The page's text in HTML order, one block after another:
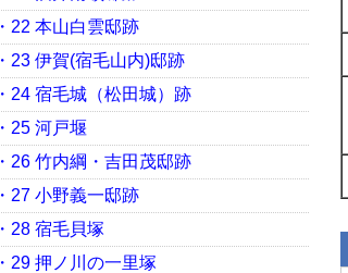
・22 本山白雲邸跡
・23 伊賀(宿毛山内)邸跡
・24 宿毛城（松田城）跡
・25 河戸堰
・26 竹内綱・吉田茂邸跡
・27 小野義一邸跡
・28 宿毛貝塚
・29 押ノ川の一里塚